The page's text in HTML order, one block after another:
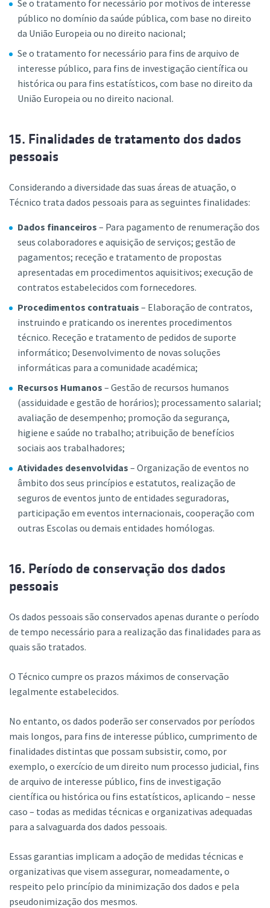
Se o tratamento for necessário por motivos de interesse
público no domínio da saúde pública, com base no direito
da União Europeia ou no direito nacional;
Se o tratamento for necessário para fins de arquivo de
interesse público, para fins de investigação científica ou
histórica ou para fins estatísticos, com base no direito da
União Europeia ou no direito nacional.
15. Finalidades de tratamento dos dados
pessoais
Considerando a diversidade das suas áreas de atuação, o
Técnico trata dados pessoais para as seguintes finalidades:
Dados financeiros – Para pagamento de renumeração dos
seus colaboradores e aquisição de serviços; gestão de
pagamentos; receção e tratamento de propostas
apresentadas em procedimentos aquisitivos; execução de
contratos estabelecidos com fornecedores.
Procedimentos contratuais – Elaboração de contratos,
instruindo e praticando os inerentes procedimentos
técnico. Receção e tratamento de pedidos de suporte
informático; Desenvolvimento de novas soluções
informáticas para a comunidade académica;
Recursos Humanos – Gestão de recursos humanos
(assiduidade e gestão de horários); processamento salarial;
avaliação de desempenho; promoção da segurança,
higiene e saúde no trabalho; atribuição de benefícios
sociais aos trabalhadores;
Atividades desenvolvidas – Organização de eventos no
âmbito dos seus princípios e estatutos, realização de
seguros de eventos junto de entidades seguradoras,
participação em eventos internacionais, cooperação com
outras Escolas ou demais entidades homólogas.
16. Período de conservação dos dados
pessoais
Os dados pessoais são conservados apenas durante o período
de tempo necessário para a realização das finalidades para as
quais são tratados.
O Técnico cumpre os prazos máximos de conservação
legalmente estabelecidos.
No entanto, os dados poderão ser conservados por períodos
mais longos, para fins de interesse público, cumprimento de
finalidades distintas que possam subsistir, como, por
exemplo, o exercício de um direito num processo judicial, fins
de arquivo de interesse público, fins de investigação
científica ou histórica ou fins estatísticos, aplicando – nesse
caso – todas as medidas técnicas e organizativas adequadas
para a salvaguarda dos dados pessoais.
Essas garantias implicam a adoção de medidas técnicas e
organizativas que visem assegurar, nomeadamente, o
respeito pelo princípio da minimização dos dados e pela
pseudonimização dos mesmos.